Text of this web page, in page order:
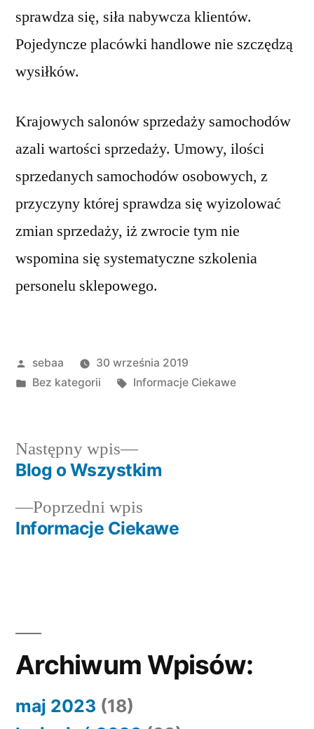
sprawdza się, siła nabywcza klientów.
Pojedyncze placówki handlowe nie szczędzą
wysiłków.
Krajowych salonów sprzedaży samochodów
azali wartości sprzedaży. Umowy, ilości
sprzedanych samochodów osobowych, z
przyczyny której sprawdza się wyizolować
zmian sprzedaży, iż zwrocie tym nie
wspomina się systematyczne szkolenia
personelu sklepowego.
Posted
by
sebaa
30 września 2019
Posted
Bez kategorii Tagi:
Informacje Ciekawe
Nawigacja
wpisu
Poprzedni wpis
wpis:
Informacje Ciekawe
Następny wpis
Następny
wpis:
Blog o Wszystkim
Archiwum Wpisów:
maj 2023 (18)